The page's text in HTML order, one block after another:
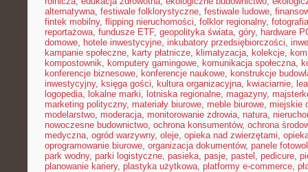
alternatywna, festiwale folklorystyczne, festiwale ludowe,
fintek mobilny, flipping nieruchomości, folklor regionalny,
reportażowa, fundusze ETF, geopolityka świata, góry, hardware
domowe, hotele inwestycyjne, inkubatory przedsiębiorczości,
kampanie społeczne, karty płatnicze, klimatyzacja, kolekcje,
kompostownik, komputery gamingowe, komunikacja społeczna,
konferencje biznesowe, konferencje naukowe, konstrukcje
inwestycyjny, księga gości, kultura organizacyjna, kwiaciarnie,
logopedia, lokalne marki, lotniska regionalne, magazyny,
marketing polityczny, materiały biurowe, meble biurowe, miejskie
modelarstwo, moderacja, monitorowanie zdrowia, natura,
nowoczesne budownictwo, ochrona konsumentów, ochrona
medyczna, ogród warzywny, oleje, opieka nad zwierzętami,
oprogramowanie biurowe, organizacja dokumentów, panele
park wodny, parki logistyczne, pasieka, pasje, pastel , pedicure,
planowanie kariery, plastyka użytkowa, platformy e-commerce,